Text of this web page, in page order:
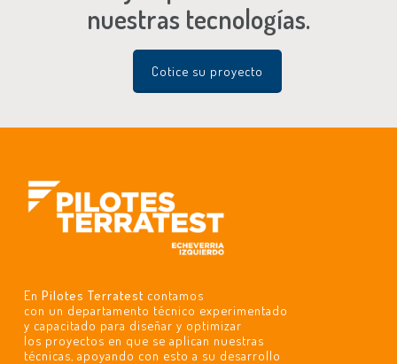
nuestras tecnologías.
Cotice su proyecto
En Pilotes Terratest contamos
con un departamento técnico experimentado
y capacitado para diseñar y optimizar
los proyectos en que se aplican nuestras
técnicas, apoyando con esto a su desarrollo